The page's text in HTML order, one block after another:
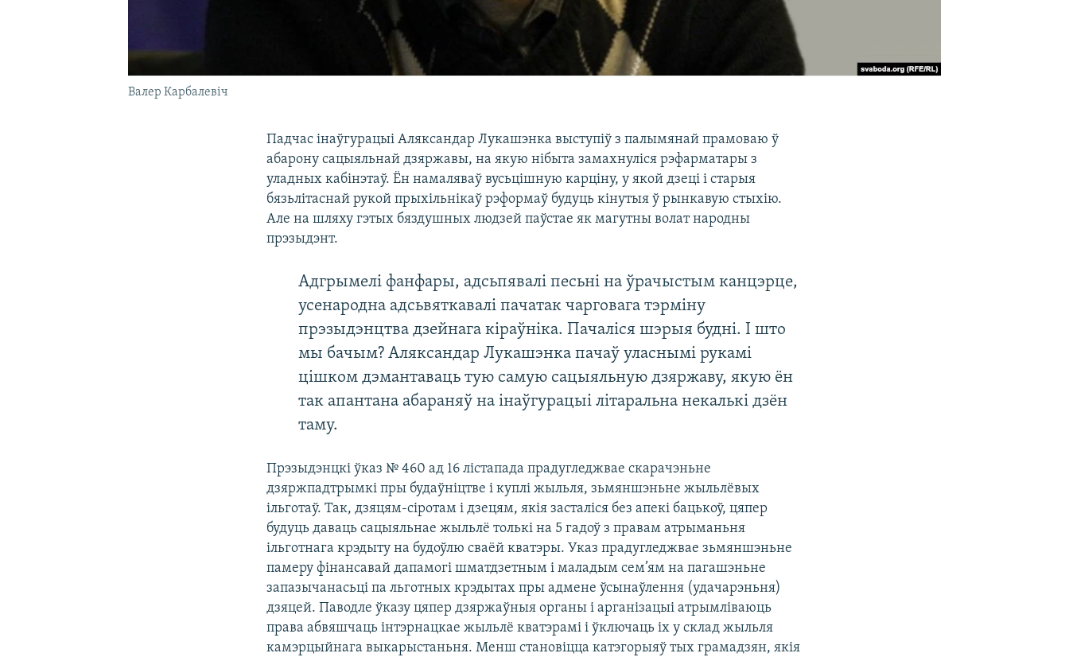
Валер Карбалевіч
Падчас інаўгурацыі Аляксандар Лукашэнка выступіў з палымянай прамоваю ў
абарону сацыяльнай дзяржавы, на якую нібыта замахнуліся рэфарматары з
уладных кабінэтаў. Ён намаляваў вусьцішную карціну, у якой дзеці і старыя
бязьлітаснай рукой прыхільнікаў рэформаў будуць кінутыя ў рынкавую стыхію.
Але на шляху гэтых бяздушных людзей паўстае як магутны волат народны
прэзыдэнт.
Адгрымелі фанфары, адсьпявалі песьні на ўрачыстым канцэрце,
усенародна адсьвяткавалі пачатак чарговага тэрміну
прэзыдэнцтва дзейнага кіраўніка. Пачаліся шэрыя будні. І што
мы бачым? Аляксандар Лукашэнка пачаў уласнымі рукамі
цішком дэмантаваць тую самую сацыяльную дзяржаву, якую ён
так апантана абараняў на інаўгурацыі літаральна некалькі дзён
таму.
Прэзыдэнцкі ўказ № 460 ад 16 лістапада прадугледжвае скарачэньне
дзяржпадтрымкі пры будаўніцтве і куплі жыльля, зьмяншэньне жыльлёвых
ільготаў. Так, дзяцям-сіротам і дзецям, якія засталіся без апекі бацькоў, цяпер
будуць даваць сацыяльнае жыльлё толькі на 5 гадоў з правам атрыманьня
ільготнага крэдыту на будоўлю сваёй кватэры. Указ прадугледжвае зьмяншэньне
памеру фінансавай дапамогі шматдзетным і маладым сем’ям на пагашэньне
запазычанасьці па льготных крэдытах пры адмене ўсынаўлення (удачарэньня)
дзяцей. Паводле ўказу цяпер дзяржаўныя органы і арганізацыі атрымліваюць
права абвяшчаць інтэрнацкае жыльлё кватэрамі і ўключаць іх у склад жыльля
камэрцыйнага выкарыстаньня. Менш становіцца катэгорыяў тых грамадзян, якія